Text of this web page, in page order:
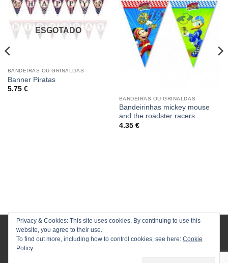
ESGOTADO
BANDEIRAS OU GRINALDAS
Banner Piratas
5.75 €
BANDEIRAS OU GRINALDAS
Bandeirinhas mickey mouse
and the roadster racers
4.35 €
Privacy & Cookies: This site uses cookies. By continuing to use this
website, you agree to their use.
To find out more, including how to control cookies, see here: Cookie
Policy